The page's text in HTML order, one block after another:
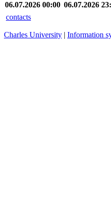
06.07.2026 00:00 06.07.2026
contacts
Charles University | Information